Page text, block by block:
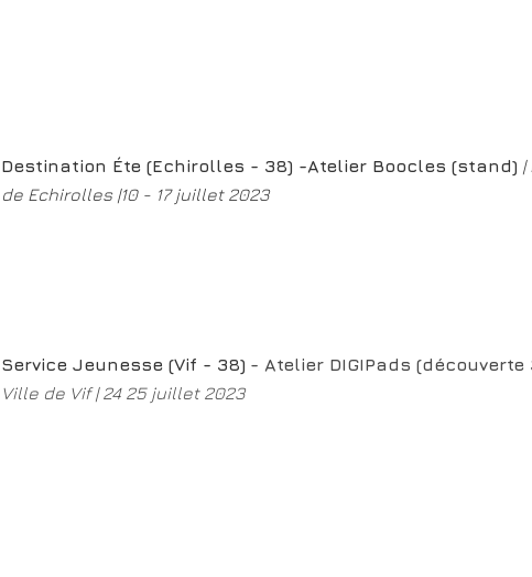
Destination Éte (Echirolles - 38) -Atelier Boocles (stand) |
de Echirolles |10 - 17 juillet 2023
Service Jeunesse (Vif - 38) - Atelier DIGIPads (découverte
Ville de Vif | 24 25 juillet 2023